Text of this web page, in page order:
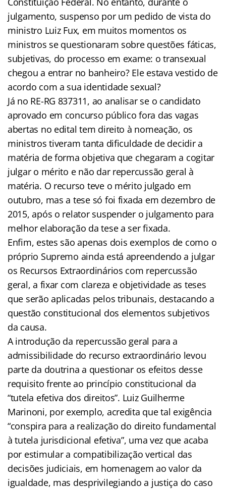
julgamento, suspenso por um pedido de vista do
ministro Luiz Fux, em muitos momentos os
ministros se questionaram sobre questões fáticas,
subjetivas, do processo em exame: o transexual
chegou a entrar no banheiro? Ele estava vestido de
acordo com a sua identidade sexual?
Já no RE-RG 837311, ao analisar se o candidato
aprovado em concurso público fora das vagas
abertas no edital tem direito à nomeação, os
ministros tiveram tanta dificuldade de decidir a
matéria de forma objetiva que chegaram a cogitar
julgar o mérito e não dar repercussão geral à
matéria. O recurso teve o mérito julgado em
outubro, mas a tese só foi fixada em dezembro de
2015, após o relator suspender o julgamento para
melhor elaboração da tese a ser fixada.
Enfim, estes são apenas dois exemplos de como o
próprio Supremo ainda está apreendendo a julgar
os Recursos Extraordinários com repercussão
geral, a fixar com clareza e objetividade as teses
que serão aplicadas pelos tribunais, destacando a
questão constitucional dos elementos subjetivos
da causa.
A introdução da repercussão geral para a
admissibilidade do recurso extraordinário levou
parte da doutrina a questionar os efeitos desse
requisito frente ao princípio constitucional da
“tutela efetiva dos direitos”. Luiz Guilherme
Marinoni, por exemplo, acredita que tal exigência
“conspira para a realização do direito fundamental
à tutela jurisdicional efetiva”, uma vez que acaba
por estimular a compatibilização vertical das
decisões judiciais, em homenagem ao valor da
igualdade, mas desprivilegiando a justiça do caso